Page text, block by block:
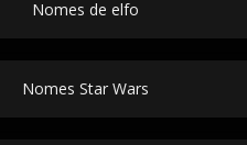
Nomes de elfo
Nomes Star Wars